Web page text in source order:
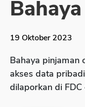
Sekuritas Saham
Assets Crypto
Exchange
19 Oktober 2023
Bahaya pinjaman
akses data
dilaporkan di